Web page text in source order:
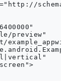
preview"